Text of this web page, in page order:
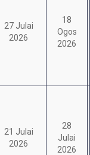
27 Julai
2026
18
Ogos
2026
21 Julai
2026
28
Julai
2026